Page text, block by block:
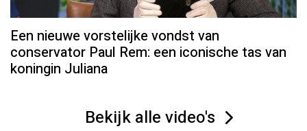
Een nieuwe vorstelijke vondst van
conservator Paul Rem: een iconische tas van
koningin Juliana
Bekijk alle video's